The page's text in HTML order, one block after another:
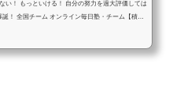
い！ もっといける！ 自分の努力を過大評価しては
！ 全国チーム オンライン毎日塾・チーム【積小
きるわけがない。 そして、定期テストで最上位を